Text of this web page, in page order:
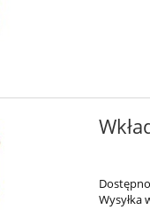
Wysyłka